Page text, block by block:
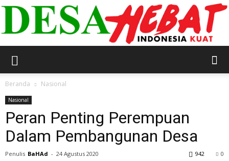
HEBAT
Beranda Nasional
Nasional
Peran Penting Perempuan
Dalam Pembangunan Desa
Penulis BaHAd - 24 Agustus 2020 0
942